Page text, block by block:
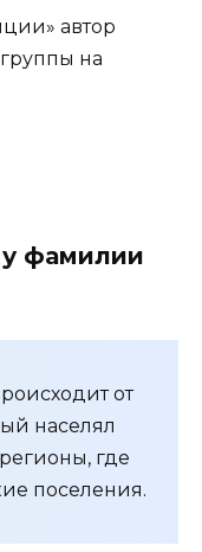
автор
на
фамилии
от
населял
где
поселения.